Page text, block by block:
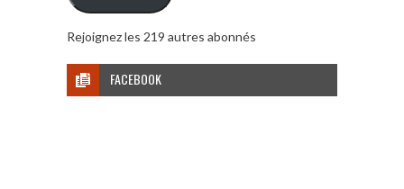
Rejoignez les 219 autres abonnés
FACEBOOK